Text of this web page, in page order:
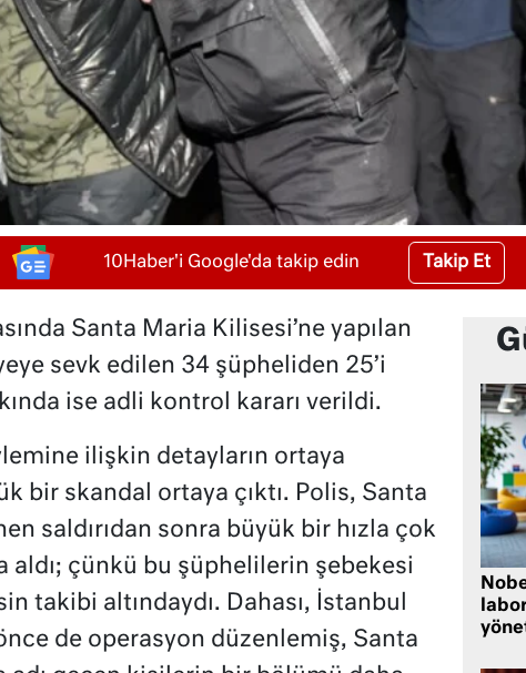
10Haber'i Google'da takip edin Takip Et
Santa Maria Kilisesi’ne yapılan
sevk edilen 34 şüpheliden 25’i
ise adli kontrol kararı verildi.
ilişkin detayların ortaya
bir skandal ortaya çıktı. Polis, Santa
saldırıdan sonra büyük bir hızla çok
aldı; çünkü bu şüphelilerin şebekesi
takibi altındaydı. Dahası, İstanbul
de operasyon düzenlemiş, Santa